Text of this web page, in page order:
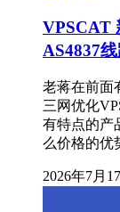
VPSCAT
AS4837
老蒋在前面
三网优化
有特点的产
么价格的优
2026年7月